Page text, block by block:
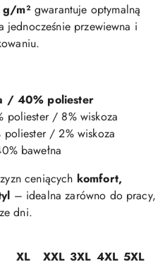
m² gwarantuje optymalną
jednocześnie przewiewna i
/ 40% poliester
poliester / 8% wiskoza
poliester / 2% wiskoza
bawełna
ceniących komfort,
– idealna zarówno do pracy,
dni.
XL XXL 3XL 4XL 5XL